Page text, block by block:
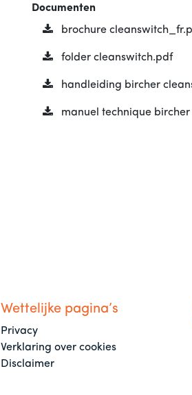
Documenten
brochure
folder cleanswitch.pdf
handleiding bircher
manuel technique
Wettelijke pagina’s
Privacy
Verklaring over cookies
Disclaimer